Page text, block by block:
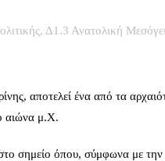
, Δ1.3 Ανατολική
αποτελεί ένα από τα
αιώνα μ.Χ.
σημείο όπου, σύμφωνα με